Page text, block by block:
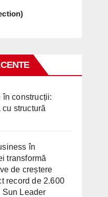
în construcții:
structură
în
transformă
de creștere
record de 2.600
Sun Leader